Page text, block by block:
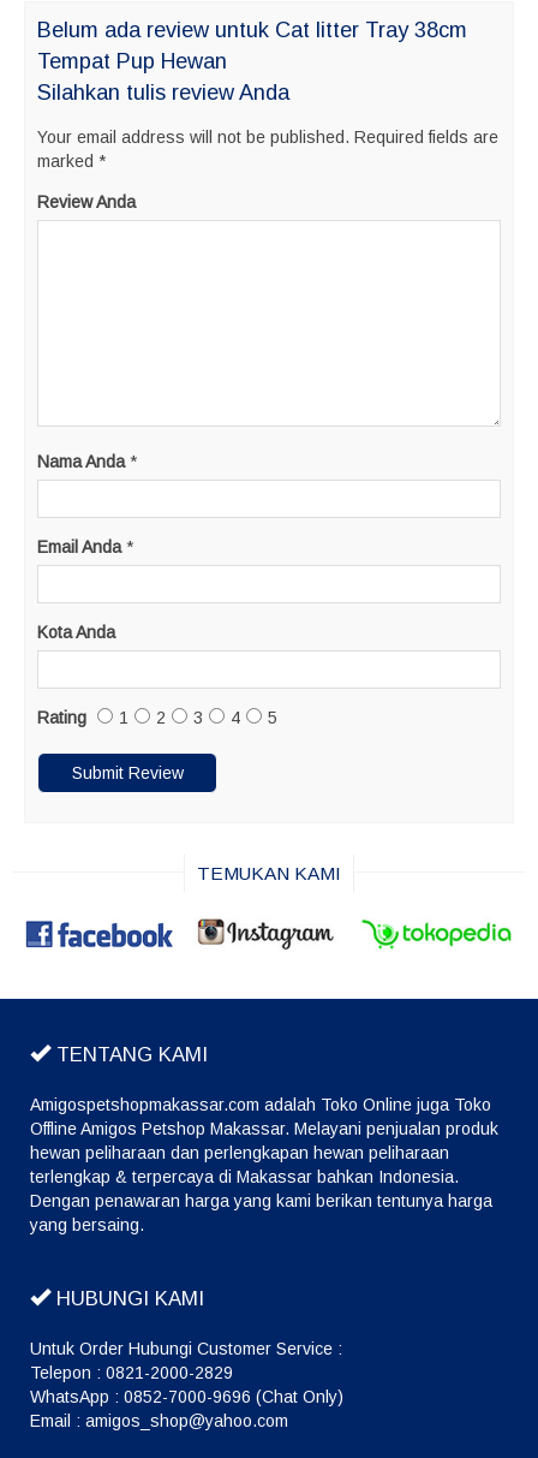
Belum ada review untuk Cat litter Tray 38cm
Tempat Pup Hewan
Silahkan tulis review Anda
Your email address will not be published. Required fields are
marked *
Review Anda
Nama Anda *
Email Anda *
Kota Anda
Rating 1 2 3 4 5
TEMUKAN KAMI
TENTANG KAMI
Amigospetshopmakassar.com adalah Toko Online juga Toko
Offline Amigos Petshop Makassar. Melayani penjualan produk
hewan peliharaan dan perlengkapan hewan peliharaan
terlengkap & terpercaya di Makassar bahkan Indonesia.
Dengan penawaran harga yang kami berikan tentunya harga
yang bersaing.
HUBUNGI KAMI
Untuk Order Hubungi Customer Service :
Telepon : 0821-2000-2829
WhatsApp : 0852-7000-9696 (Chat Only)
Email : amigos_shop@yahoo.com